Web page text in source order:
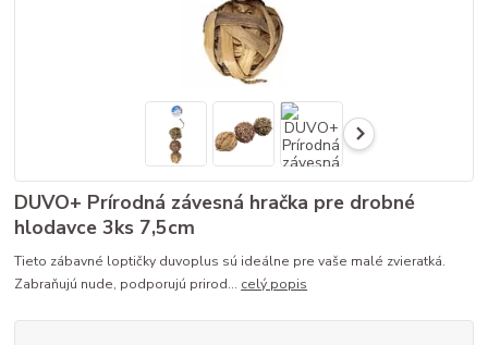
DUVO+ Prírodná závesná hračka pre drobné
hlodavce 3ks 7,5cm
Tieto zábavné loptičky duvoplus sú ideálne pre vaše malé zvieratká.
Zabraňujú nude, podporujú prirod... celý popis